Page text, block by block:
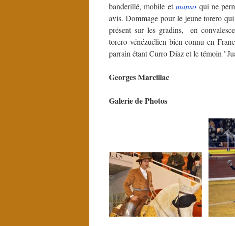
banderillé, mobile etmanso qui ne
avis. Dommage pour le jeune torero
présent sur les gradins, en
torero vénézuélien bien connu en
parrain étant Curro Díaz et le témoin
Georges Marcillac
Galerie de Photos